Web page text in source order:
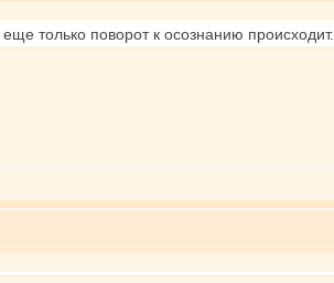
только поворот к осознанию происходит.